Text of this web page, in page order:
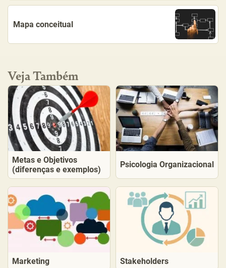
Mapa conceitual
Veja Também
Metas e Objetivos
(diferenças e exemplos)
Psicologia Organizacional
Marketing Stakeholders